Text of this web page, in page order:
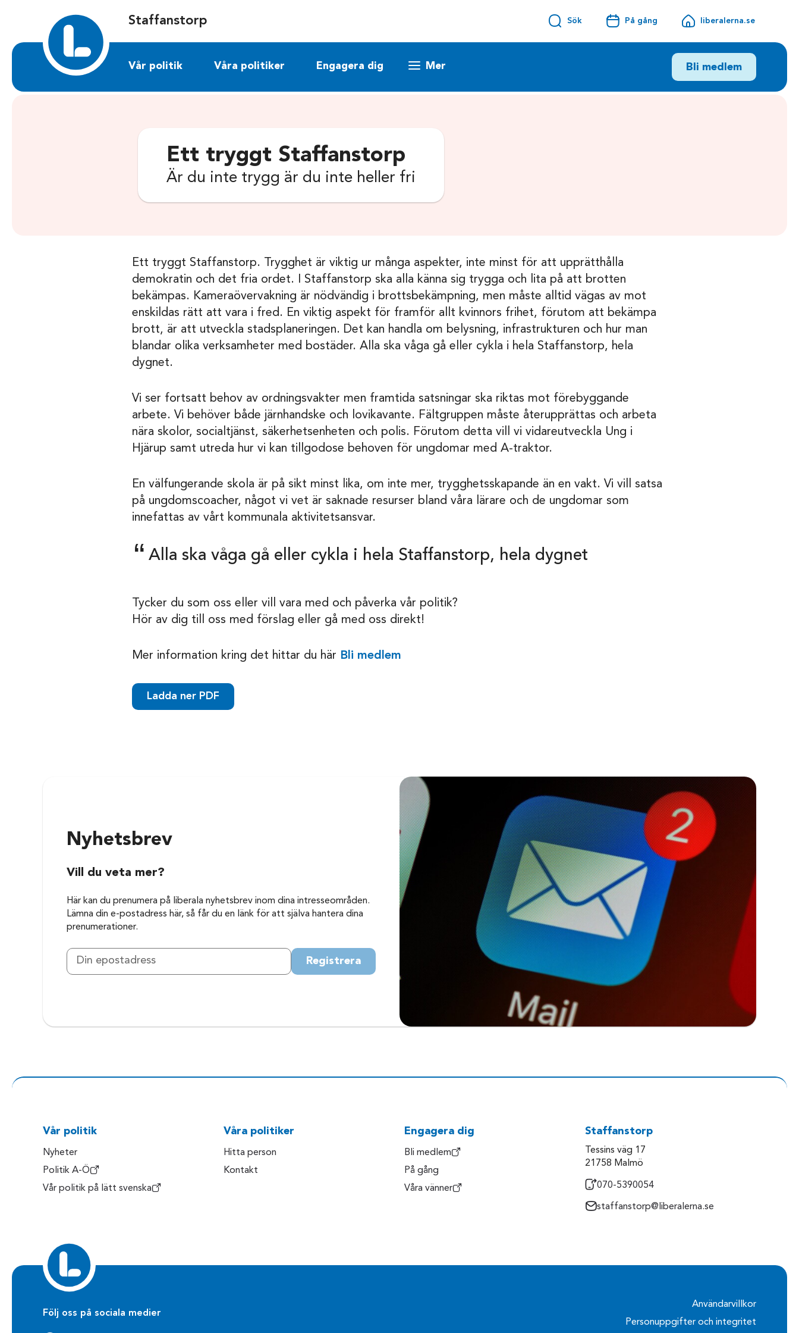
Staffanstorp Sök På gång liberalerna.se
Vår politik Våra politiker Engagera dig Mer Bli medlem
Ett tryggt Staffanstorp
Är du inte trygg är du inte heller fri
Ett tryggt Staffanstorp. Trygghet är viktig ur många aspekter, inte minst för att upprätthålla
demokratin och det fria ordet. I Staffanstorp ska alla känna sig trygga och lita på att brotten
bekämpas. Kameraövervakning är nödvändig i brottsbekämpning, men måste alltid vägas av mot
enskildas rätt att vara i fred. En viktig aspekt för framför allt kvinnors frihet, förutom att bekämpa
brott, är att utveckla stadsplaneringen. Det kan handla om belysning, infrastrukturen och hur man
blandar olika verksamheter med bostäder. Alla ska våga gå eller cykla i hela Staffanstorp, hela
dygnet.
Vi ser fortsatt behov av ordningsvakter men framtida satsningar ska riktas mot förebyggande
arbete. Vi behöver både järnhandske och lovikavante. Fältgruppen måste återupprättas och arbeta
nära skolor, socialtjänst, säkerhetsenheten och polis. Förutom detta vill vi vidareutveckla Ung i
Hjärup samt utreda hur vi kan tillgodose behoven för ungdomar med A-traktor.
En välfungerande skola är på sikt minst lika, om inte mer, trygghetsskapande än en vakt. Vi vill satsa
på ungdomscoacher, något vi vet är saknade resurser bland våra lärare och de ungdomar som
innefattas av vårt kommunala aktivitetsansvar.
Alla ska våga gå eller cykla i hela Staffanstorp, hela dygnet
Tycker du som oss eller vill vara med och påverka vår politik?
Hör av dig till oss med förslag eller gå med oss direkt!
Mer information kring det hittar du här Bli medlem
Ladda ner PDF
Nyhetsbrev
Vill du veta mer?
Här kan du prenumera på liberala nyhetsbrev inom dina intresseområden.
Lämna din e-postadress här, så får du en länk för att själva hantera dina
prenumerationer.
Registrera
Vår politik
Nyheter
Politik A-Ö
Vår politik på lätt svenska
Våra politiker
Hitta person
Kontakt
Engagera dig
Bli medlem
På gång
Våra vänner
Staffanstorp
Tessins väg 17
21758 Malmö
070-5390054
staffanstorp@liberalerna.se
Följ oss på sociala medier
Användarvillkor
Personuppgifter och integritet